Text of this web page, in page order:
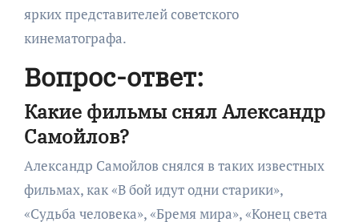
ярких представителей советского
кинематографа.
Вопрос-ответ:
Какие фильмы снял Александр
Самойлов?
Александр Самойлов снялся в таких известных
фильмах, как «В бой идут одни старики»,
«Судьба человека», «Бремя мира», «Конец света